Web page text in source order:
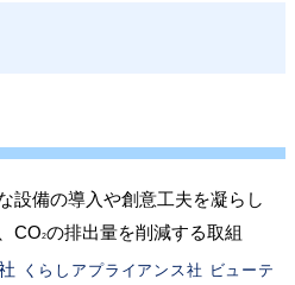
設備の導入や創意工夫を凝らし
CO2の排出量を削減する取組
くらしアプライアンス社 ビューテ